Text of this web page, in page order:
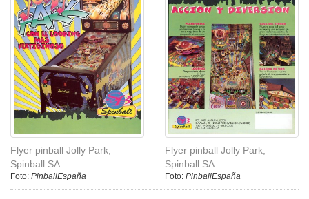
Flyer pinball Jolly Park,
Spinball SA.
Foto: PinballEspaña
Flyer pinball Jolly Park,
Spinball SA.
Foto: PinballEspaña